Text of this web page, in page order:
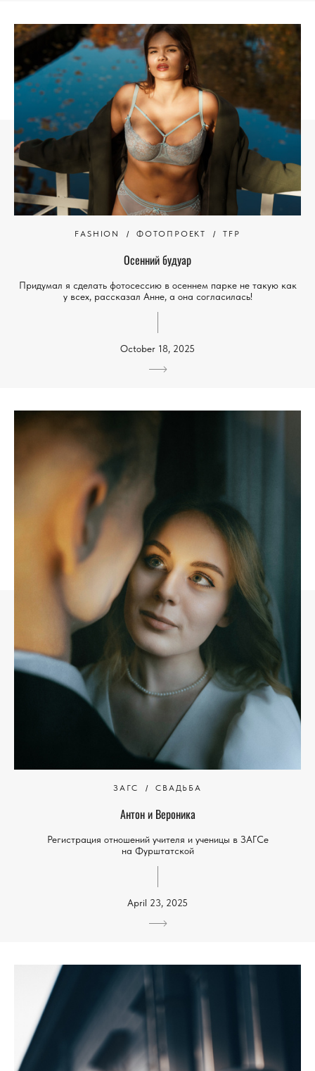
FASHION ФОТОПРОЕКТ TFP
Осенний будуар
Придумал я сделать фотосессию в осеннем парке не такую как
у всех, рассказал Анне, а она согласилась!
October 18, 2025
ЗАГС СВАДЬБА
Антон и Вероника
Регистрация отношений учителя и ученицы в ЗАГСе
на Фурштатской
April 23, 2025